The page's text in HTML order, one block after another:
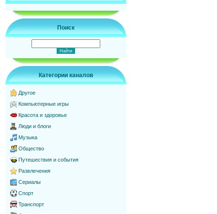
Поиск
Категории каналов
Другое
Компьютерные игры
Красота и здоровье
Люди и блоги
Музыка
Общество
Путешествия и события
Развлечения
Сериалы
Спорт
Транспорт